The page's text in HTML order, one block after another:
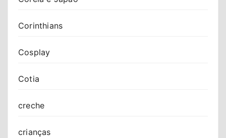
Corinthians
Cosplay
Cotia
creche
crianças